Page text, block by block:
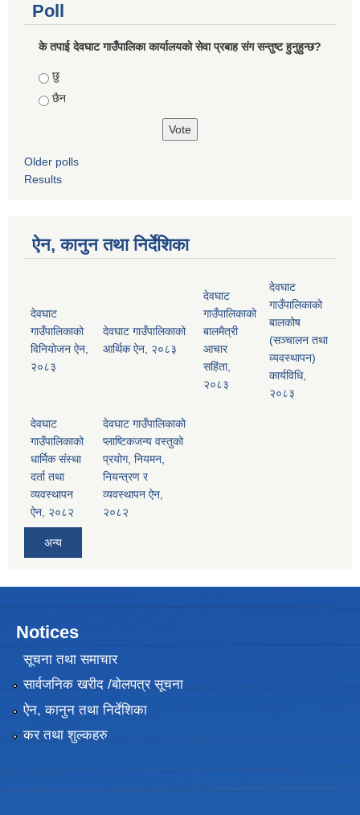
Poll
के तपाई देवघाट गाउँपालिका कार्यालयको सेवा प्रबाह संग सन्तुष्ट हुनुहुन्छ?
Choices
छु
छैन
Older polls
Results
ऐन, कानुन तथा निर्देशिका
देवघाट
गाउँपालिकाको
विनियोजन ऐन,
२०८३
देवघाट गाउँपालिकाको
आर्थिक ऐन, २०८३
देवघाट
गाउँपालिकाको
बालमैत्री
आचार
सहिंता,
२०८३
देवघाट
गाउँपालिकाको
बालकोष
(सञ्चालन तथा
व्यवस्थापन)
कार्यविधि,
२०८३
देवघाट
गाउँपालिकाको
धार्मिक संस्था
दर्ता तथा
व्यवस्थापन
ऐन, २०८२
देवघाट गाउँपालिकाको
प्लाष्टिकजन्य वस्तुको
प्रयोग, नियमन,
नियन्त्रण र
व्यवस्थापन ऐन,
२०८२
अन्य
Notices
सूचना तथा समाचार
सार्वजनिक खरीद /बोलपत्र सूचना
ऐन, कानुन तथा निर्देशिका
कर तथा शुल्कहरु